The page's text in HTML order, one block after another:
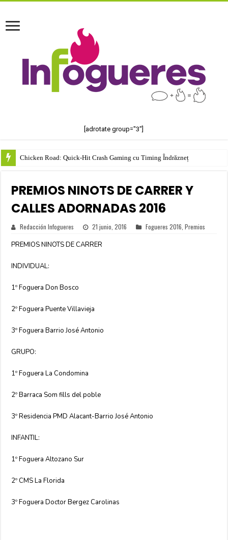
[adrotate group="3"]
Chicken Road: Quick‑Hit Crash Gaming cu Timing Îndrăzneț
PREMIOS NINOTS DE CARRER Y
CALLES ADORNADAS 2016
Redacción Infogueres 21 junio, 2016 Fogueres 2016 ,Premios
PREMIOS NINOTS DE CARRER
INDIVIDUAL:
1º Foguera Don Bosco
2º Foguera Puente Villavieja
3º Foguera Barrio José Antonio
GRUPO:
1º Foguera La Condomina
2º Barraca Som fills del poble
3º Residencia PMD Alacant-Barrio José Antonio
INFANTIL:
1º Foguera Altozano Sur
2º CMS La Florida
3º Foguera Doctor Bergez Carolinas